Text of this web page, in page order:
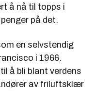
å nå til topps i
på det.
en selvstendig
i 1966.
å bli blant verdens
av friluftsklær